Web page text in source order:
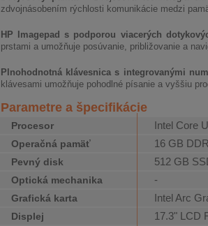
zdvojnásobením rýchlosti komunikácie medzi
HP Imagepad s podporou viacerých
prstami a umožňuje posúvanie, približovanie a
Plnohodnotná klávesnica s integrovanými
klávesami umožňuje pohodlné písanie a vyššiu
Parametre a špecifikácie
Procesor Intel Core
Operačná pamäť 16 GB
Pevný disk 512 GB
Optická mechanika -
Grafická karta Intel Arc
Displej 17.3" LCD